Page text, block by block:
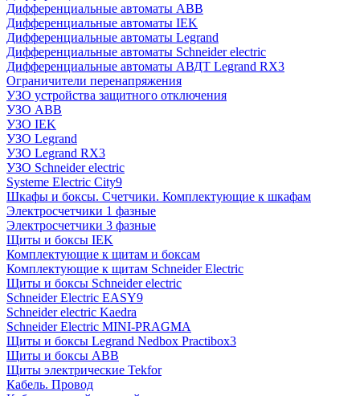
Дифференциальные автоматы ABB
Дифференциальные автоматы IEK
Дифференциальные автоматы Legrand
Дифференциальные автоматы Schneider electric
Дифференциальные автоматы АВДТ Legrand RX3
Ограничители перенапряжения
УЗО устройства защитного отключения
УЗО ABB
УЗО IEK
УЗО Legrand
УЗО Legrand RX3
УЗО Schneider electric
Systeme Electric City9
Шкафы и боксы. Счетчики. Комплектующие к шкафам
Электросчетчики 1 фазные
Электросчетчики 3 фазные
Щиты и боксы IEK
Комплектующие к щитам и боксам
Комплектующие к щитам Schneider Electric
Щиты и боксы Schneider electric
Schneider Electric EASY9
Schneider electric Kaedra
Schneider Electric MINI-PRAGMA
Щиты и боксы Legrand Nedbox Practibox3
Щиты и боксы ABB
Щиты электрические Tekfor
Кабель. Провод